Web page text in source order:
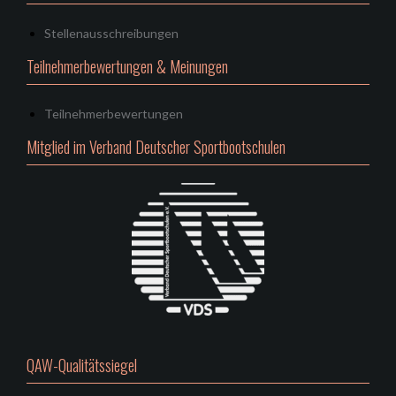
Stellenausschreibungen
Teilnehmerbewertungen & Meinungen
Teilnehmerbewertungen
Mitglied im Verband Deutscher Sportbootschulen
QAW-Qualitätssiegel